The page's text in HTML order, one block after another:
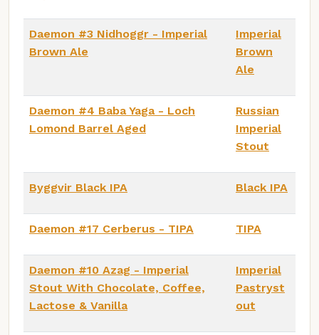
Daemon #3 Nidhoggr - Imperial
Brown Ale
Imperial
Brown
Ale
Daemon #4 Baba Yaga - Loch
Lomond Barrel Aged
Russian
Imperial
Stout
Byggvir Black IPA Black IPA
Daemon #17 Cerberus - TIPA TIPA
Daemon #10 Azag - Imperial
Stout With Chocolate, Coffee,
Lactose & Vanilla
Imperial
Pastryst
out